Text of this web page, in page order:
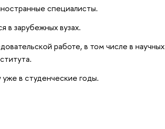
специалисты.
в зарубежных вузах.
работе, в том числе в научных
в студенческие годы.